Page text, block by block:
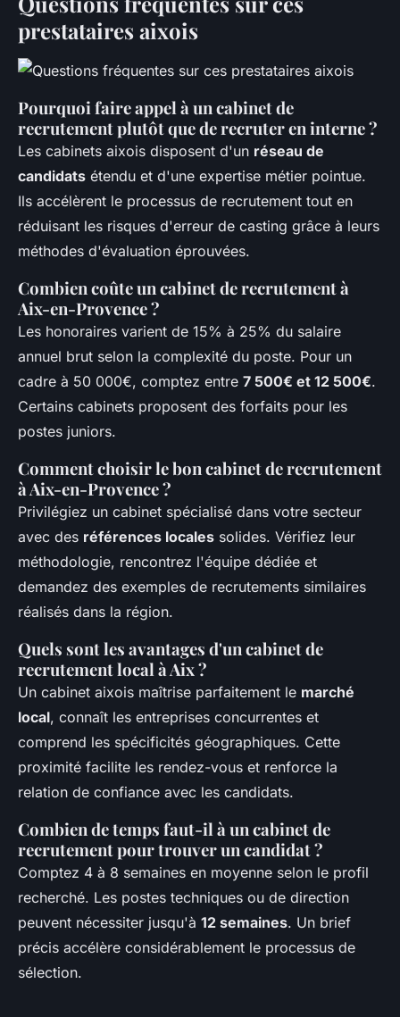
prestataires aixois
Pourquoi faire appel à un cabinet de
recrutement plutôt que de recruter en interne ?
Les cabinets aixois disposent d'un réseau de
candidats étendu et d'une expertise métier pointue.
Ils accélèrent le processus de recrutement tout en
réduisant les risques d'erreur de casting grâce à leurs
méthodes d'évaluation éprouvées.
Combien coûte un cabinet de recrutement à
Aix-en-Provence ?
Les honoraires varient de 15% à 25% du salaire
annuel brut selon la complexité du poste. Pour un
cadre à 50 000€, comptez entre 7 500€ et 12 500€.
Certains cabinets proposent des forfaits pour les
postes juniors.
Comment choisir le bon cabinet de recrutement
à Aix-en-Provence ?
Privilégiez un cabinet spécialisé dans votre secteur
avec des références locales solides. Vérifiez leur
méthodologie, rencontrez l'équipe dédiée et
demandez des exemples de recrutements similaires
réalisés dans la région.
Quels sont les avantages d'un cabinet de
recrutement local à Aix ?
Un cabinet aixois maîtrise parfaitement le marché
local, connaît les entreprises concurrentes et
comprend les spécificités géographiques. Cette
proximité facilite les rendez-vous et renforce la
relation de confiance avec les candidats.
Combien de temps faut-il à un cabinet de
recrutement pour trouver un candidat ?
Comptez 4 à 8 semaines en moyenne selon le profil
recherché. Les postes techniques ou de direction
peuvent nécessiter jusqu'à 12 semaines. Un brief
précis accélère considérablement le processus de
sélection.